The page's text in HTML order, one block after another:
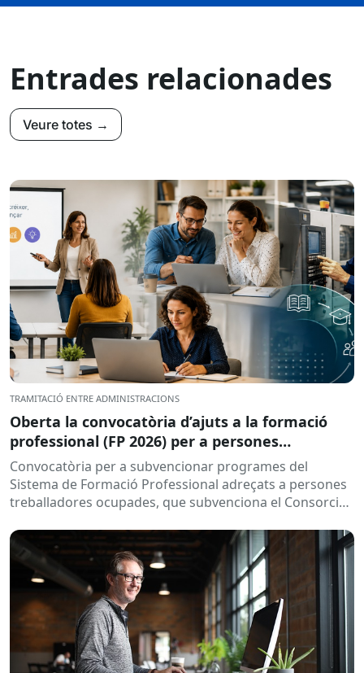
Entrades relacionades
Veure totes →
TRAMITACIÓ ENTRE ADMINISTRACIONS
Oberta la convocatòria d’ajuts a la formació
professional (FP 2026) per a persones
treballadores ocupades
Convocatòria per a subvencionar programes del
Sistema de Formació Professional adreçats a persones
treballadores ocupades, que subvenciona el Consorci